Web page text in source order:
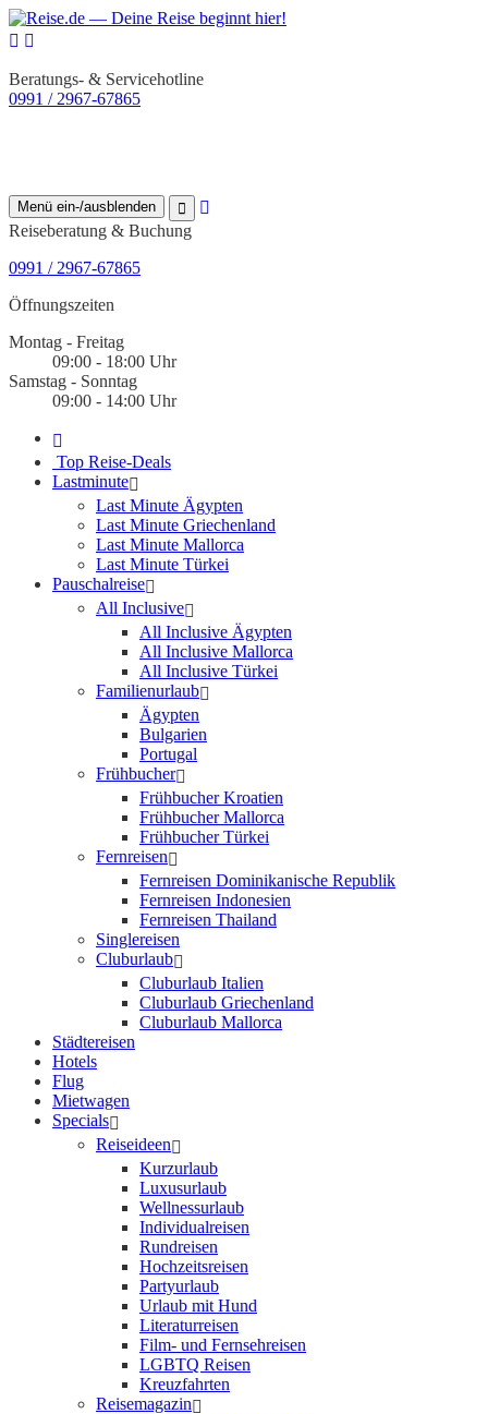
Beratungs- & Servicehotline
0991 / 2967-67865
Menü ein-/ausblenden
Reiseberatung & Buchung
0991 / 2967-67865
Öffnungszeiten
Montag - Freitag
09:00 - 18:00 Uhr
Samstag - Sonntag
09:00 - 14:00 Uhr
Top Reise-Deals
Lastminute
Last Minute Ägypten
Last Minute Griechenland
Last Minute Mallorca
Last Minute Türkei
Pauschalreise
All Inclusive
All Inclusive Ägypten
All Inclusive Mallorca
All Inclusive Türkei
Familienurlaub
Ägypten
Bulgarien
Portugal
Frühbucher
Frühbucher Kroatien
Frühbucher Mallorca
Frühbucher Türkei
Fernreisen
Fernreisen Dominikanische Republik
Fernreisen Indonesien
Fernreisen Thailand
Singlereisen
Cluburlaub
Cluburlaub Italien
Cluburlaub Griechenland
Cluburlaub Mallorca
Städtereisen
Hotels
Flug
Mietwagen
Specials
Reiseideen
Kurzurlaub
Luxusurlaub
Wellnessurlaub
Individualreisen
Rundreisen
Hochzeitsreisen
Partyurlaub
Urlaub mit Hund
Literaturreisen
Film- und Fernsehreisen
LGBTQ Reisen
Kreuzfahrten
Reisemagazin